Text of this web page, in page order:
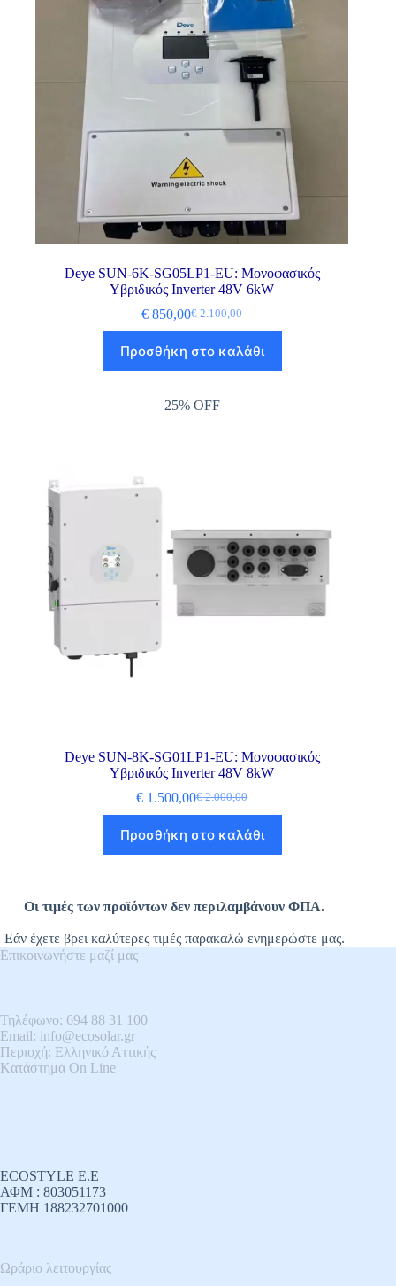
Deye SUN-6K-SG05LP1-EU: Μονοφασικός
Υβριδικός Inverter 48V 6kW
€2.100,00
€ 850,00
Προσθήκη στο καλάθι
25% OFF
Deye SUN-8K-SG01LP1-EU: Μονοφασικός
Υβριδικός Inverter 48V 8kW
€2.000,00
€ 1.500,00
Προσθήκη στο καλάθι
Οι τιμές των προϊόντων δεν περιλαμβάνουν ΦΠΑ.
Εάν έχετε βρει καλύτερες τιμές παρακαλώ ενημερώστε μας.
Επικοινωνήστε μαζί μας
Τηλέφωνο: 694 88 31 100
Email: info@ecosolar.gr
Περιοχή: Ελληνικό Αττικής
Kατάστημα On Line
ECOSTYLE E.E
ΑΦΜ : 803051173
ΓΕΜΗ 188232701000
Ωράριο λειτουργίας